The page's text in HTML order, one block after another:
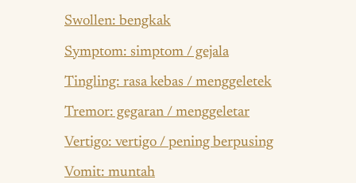
Swollen: bengkak
Symptom: simptom / gejala
Tingling: rasa kebas / menggeletek
Tremor: gegaran / menggeletar
Vertigo: vertigo / pening berpusing
Vomit: muntah